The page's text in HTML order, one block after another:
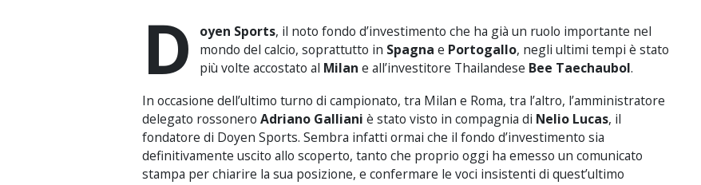
D oyen Sports, il noto fondo d’investimento che ha già un ruolo importante nel
mondo del calcio, soprattutto in Spagna e Portogallo, negli ultimi tempi è stato
più volte accostato al Milan e all’investitore Thailandese Bee Taechaubol.
In occasione dell’ultimo turno di campionato, tra Milan e Roma, tra l’altro, l’amministratore
delegato rossonero Adriano Galliani è stato visto in compagnia di Nelio Lucas, il
fondatore di Doyen Sports. Sembra infatti ormai che il fondo d’investimento sia
definitivamente uscito allo scoperto, tanto che proprio oggi ha emesso un comunicato
stampa per chiarire la sua posizione, e confermare le voci insistenti di quest’ultimo